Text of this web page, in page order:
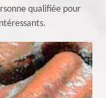
qualifiée pour